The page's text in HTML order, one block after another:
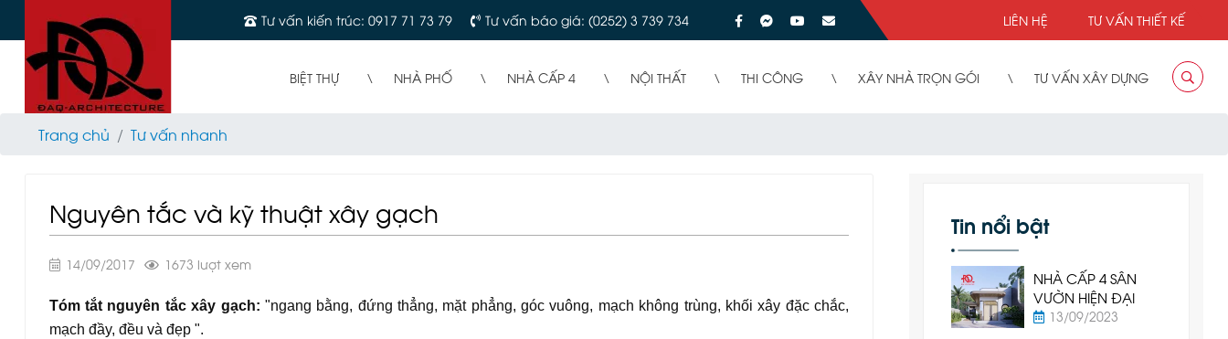
Tư vấn kiến trúc: 0917 71 73 79 Tư vấn báo giá: (0252) 3 739 734 LIÊN HỆ TƯ VẤN THIẾT KẾ
BIỆT THỰ NHÀ PHỐ NHÀ CẤP 4 NỘI THẤT THI CÔNG XÂY NHÀ TRỌN GÓI TƯ VẤN XÂY DỰNG
Trang chủ Tư vấn nhanh
Nguyên tắc và kỹ thuật xây gạch
14/09/2017 1673 lượt xem
Tóm tắt nguyên tắc xây gạch: "ngang bằng, đứng thẳng, mặt phẳng, góc vuông, mạch không trùng, khối xây đặc chắc,
mạch đầy, đều và đẹp ".
Tin nổi bật
NHÀ CẤP 4 SÂN
VƯỜN HIỆN ĐẠI
13/09/2023